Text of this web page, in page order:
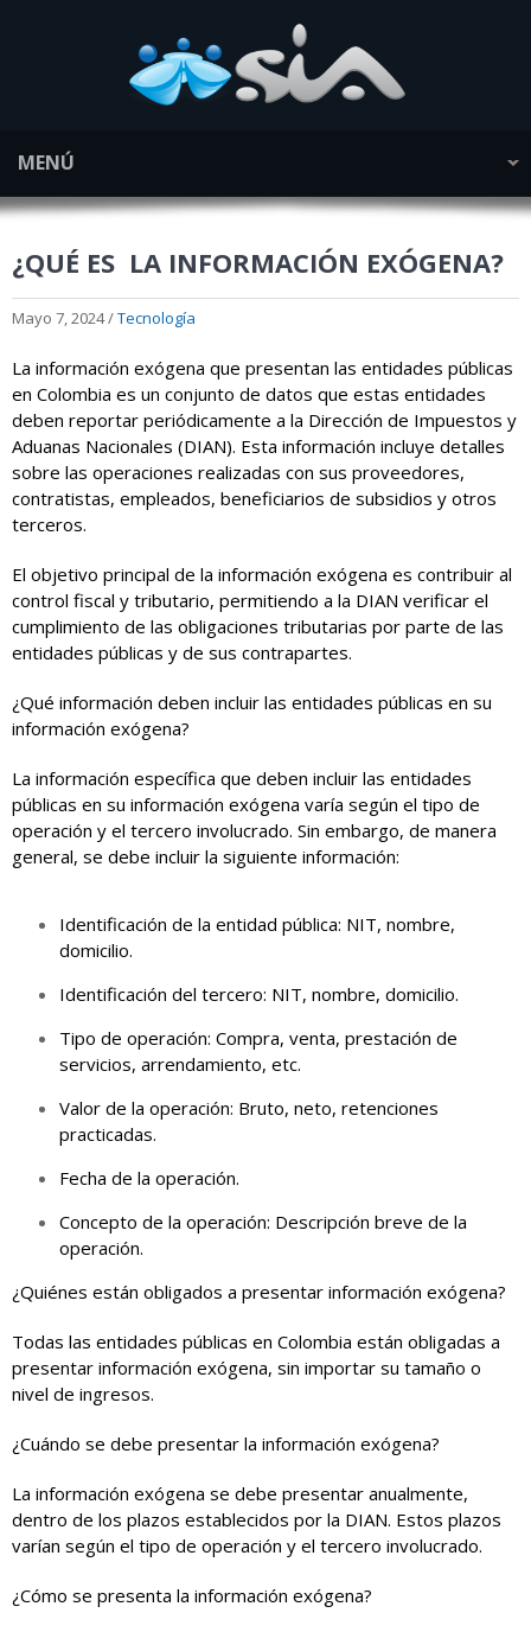
MENÚ
¿QUÉ ES LA INFORMACIÓN EXÓGENA?
Mayo 7, 2024 /Tecnología
La información exógena que presentan las entidades públicas
en Colombia es un conjunto de datos que estas entidades
deben reportar periódicamente a la Dirección de Impuestos y
Aduanas Nacionales (DIAN). Esta información incluye detalles
sobre las operaciones realizadas con sus proveedores,
contratistas, empleados, beneficiarios de subsidios y otros
terceros.
El objetivo principal de la información exógena es contribuir al
control fiscal y tributario, permitiendo a la DIAN verificar el
cumplimiento de las obligaciones tributarias por parte de las
entidades públicas y de sus contrapartes.
¿Qué información deben incluir las entidades públicas en su
información exógena?
La información específica que deben incluir las entidades
públicas en su información exógena varía según el tipo de
operación y el tercero involucrado. Sin embargo, de manera
general, se debe incluir la siguiente información:
Identificación de la entidad pública: NIT, nombre,
domicilio.
Identificación del tercero: NIT, nombre, domicilio.
Tipo de operación: Compra, venta, prestación de
servicios, arrendamiento, etc.
Valor de la operación: Bruto, neto, retenciones
practicadas.
Fecha de la operación.
Concepto de la operación: Descripción breve de la
operación.
¿Quiénes están obligados a presentar información exógena?
Todas las entidades públicas en Colombia están obligadas a
presentar información exógena, sin importar su tamaño o
nivel de ingresos.
¿Cuándo se debe presentar la información exógena?
La información exógena se debe presentar anualmente,
dentro de los plazos establecidos por la DIAN. Estos plazos
varían según el tipo de operación y el tercero involucrado.
¿Cómo se presenta la información exógena?